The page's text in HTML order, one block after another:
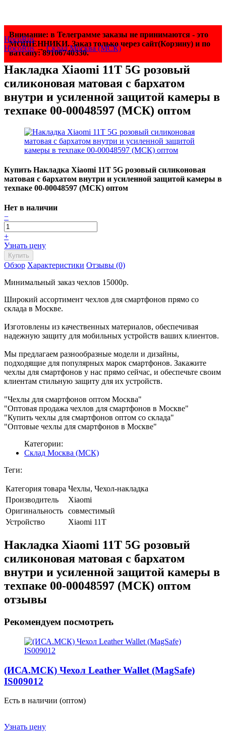
Внимание: в Телеграмме заказы не принимаются - это
МОШЕННИКИ. Заказ только через сайт(Корзину) и по
ватсапу: 89106740330.
HocoRus
HocoRus → Склад Москва (МСК)
Накладка Xiaomi 11T 5G розовый
силиконовая матовая с бархатом
внутри и усиленной защитой камеры в
техпаке 00-00048597 (МСК) оптом
Купить Накладка Xiaomi 11T 5G розовый силиконовая
матовая с бархатом внутри и усиленной защитой камеры в
техпаке 00-00048597 (МСК) оптом
Нет в наличии
−
+
Узнать цену
Обзор Характеристики Отзывы (0)
Минимальный заказ чехлов 15000р.
Широкий ассортимент чехлов для смартфонов прямо со
склада в Москве.
Изготовлены из качественных материалов, обеспечивая
надежную защиту для мобильных устройств ваших клиентов.
Мы предлагаем разнообразные модели и дизайны,
подходящие для популярных марок смартфонов. Закажите
чехлы для смартфонов у нас прямо сейчас, и обеспечьте своим
клиентам стильную защиту для их устройств.
"Чехлы для смартфонов оптом Москва"
"Оптовая продажа чехлов для смартфонов в Москве"
"Купить чехлы для смартфонов оптом со склада"
"Оптовые чехлы для смартфонов в Москве"
Категории:
Склад Москва (МСК)
Теги:
Категория товара Чехлы, Чехол-накладка
Производитель
Xiaomi
Оригинальность совместимый
Устройство
Xiaomi 11T
Накладка Xiaomi 11T 5G розовый
силиконовая матовая с бархатом
внутри и усиленной защитой камеры в
техпаке 00-00048597 (МСК) оптом
отзывы
Рекомендуем посмотреть
(ИСА.МСК) Чехол Leather Wallet (MagSafe)
IS009012
Есть в наличии (оптом)
Узнать цену